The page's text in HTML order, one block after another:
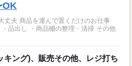
OK
丈夫 商品を運んで置くだけのお仕事
品出し ・商品棚の整理・清掃 その他
キング)、販売その他、レジ打ち